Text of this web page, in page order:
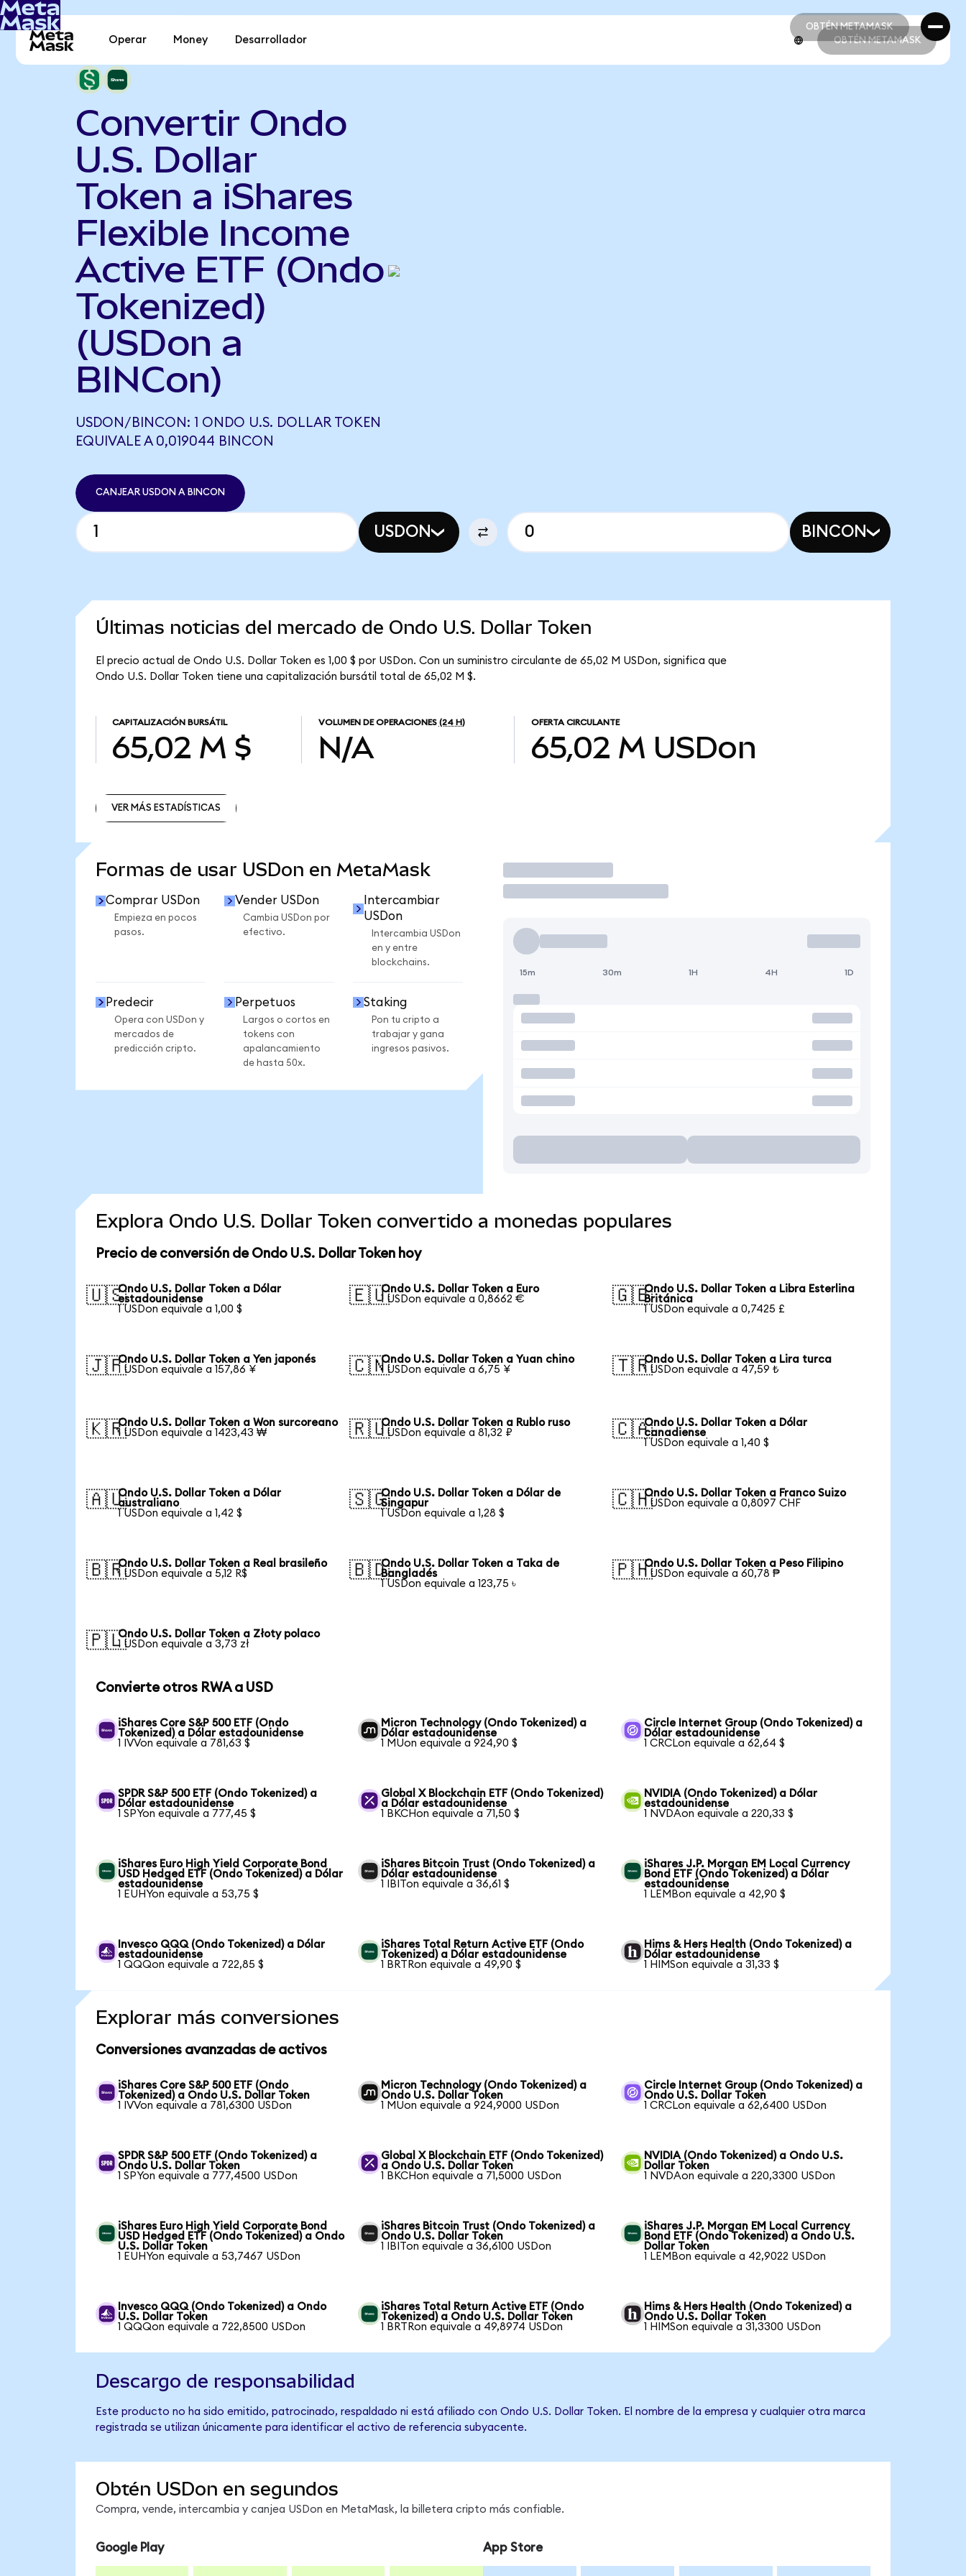
OBTÉN METAMASK
OBTÉN METAMASK
Operar Money Desarrollador OBTÉN METAMASK
Convertir Ondo
U.S. Dollar
Token a iShares
Flexible Income
Active ETF (Ondo
Tokenized)
(USDon a
BINCon)
USDON/BINCON: 1 ONDO U.S. DOLLAR TOKEN
EQUIVALE A 0,019044 BINCON
CANJEAR USDON A BINCON
USDON BINCON
Últimas noticias del mercado de Ondo U.S. Dollar Token
El precio actual de Ondo U.S. Dollar Token es 1,00 $ por USDon. Con un suministro circulante de 65,02 M USDon, significa que
Ondo U.S. Dollar Token tiene una capitalización bursátil total de 65,02 M $.
CAPITALIZACIÓN BURSÁTIL
65,02 M $
VOLUMEN DE OPERACIONES (24 H)
N/A
OFERTA CIRCULANTE
65,02 M USDon
VER MÁS ESTADÍSTICAS
Formas de usar USDon en MetaMask
Comprar USDon
Empieza en pocos
pasos.
Vender USDon
Cambia USDon por
efectivo.
Intercambiar
USDon
Intercambia USDon
en y entre
blockchains.
Predecir
Opera con USDon y
mercados de
predicción cripto.
Perpetuos
Largos o cortos en
tokens con
apalancamiento
de hasta 50x.
Staking
Pon tu cripto a
trabajar y gana
ingresos pasivos.
Operar
15m 30m 1H 4H 1D
Explora Ondo U.S. Dollar Token convertido a monedas populares
Precio de conversión de Ondo U.S. Dollar Token hoy
🇺🇸Ondo U.S. Dollar Token a Dólar
estadounidense
1 USDon equivale a 1,00 $
🇪🇺Ondo U.S. Dollar Token a Euro
1 USDon equivale a 0,8662 €
🇬🇧Ondo U.S. Dollar Token a Libra Esterlina
Británica
1 USDon equivale a 0,7425 £
🇯🇵Ondo U.S. Dollar Token a Yen japonés
1 USDon equivale a 157,86 ¥
🇨🇳Ondo U.S. Dollar Token a Yuan chino
1 USDon equivale a 6,75 ¥
🇹🇷Ondo U.S. Dollar Token a Lira turca
1 USDon equivale a 47,59 ₺
🇰🇷Ondo U.S. Dollar Token a Won surcoreano
1 USDon equivale a 1423,43 ₩
🇷🇺Ondo U.S. Dollar Token a Rublo ruso
1 USDon equivale a 81,32 ₽
🇨🇦Ondo U.S. Dollar Token a Dólar
canadiense
1 USDon equivale a 1,40 $
🇦🇺Ondo U.S. Dollar Token a Dólar
australiano
1 USDon equivale a 1,42 $
🇸🇬Ondo U.S. Dollar Token a Dólar de
Singapur
1 USDon equivale a 1,28 $
🇨🇭Ondo U.S. Dollar Token a Franco Suizo
1 USDon equivale a 0,8097 CHF
🇧🇷Ondo U.S. Dollar Token a Real brasileño
1 USDon equivale a 5,12 R$
🇧🇩Ondo U.S. Dollar Token a Taka de
Bangladés
1 USDon equivale a 123,75 ৳
🇵🇭Ondo U.S. Dollar Token a Peso Filipino
1 USDon equivale a 60,78 ₱
🇵🇱Ondo U.S. Dollar Token a Złoty polaco
1 USDon equivale a 3,73 zł
Convierte otros RWA a USD
iShares Core S&P 500 ETF (Ondo
Tokenized) a Dólar estadounidense
1 IVVon equivale a 781,63 $
Micron Technology (Ondo Tokenized) a
Dólar estadounidense
1 MUon equivale a 924,90 $
Circle Internet Group (Ondo Tokenized) a
Dólar estadounidense
1 CRCLon equivale a 62,64 $
SPDR S&P 500 ETF (Ondo Tokenized) a
Dólar estadounidense
1 SPYon equivale a 777,45 $
Global X Blockchain ETF (Ondo Tokenized)
a Dólar estadounidense
1 BKCHon equivale a 71,50 $
NVIDIA (Ondo Tokenized) a Dólar
estadounidense
1 NVDAon equivale a 220,33 $
iShares Euro High Yield Corporate Bond
USD Hedged ETF (Ondo Tokenized) a Dólar
estadounidense
1 EUHYon equivale a 53,75 $
iShares Bitcoin Trust (Ondo Tokenized) a
Dólar estadounidense
1 IBITon equivale a 36,61 $
iShares J.P. Morgan EM Local Currency
Bond ETF (Ondo Tokenized) a Dólar
estadounidense
1 LEMBon equivale a 42,90 $
Invesco QQQ (Ondo Tokenized) a Dólar
estadounidense
1 QQQon equivale a 722,85 $
iShares Total Return Active ETF (Ondo
Tokenized) a Dólar estadounidense
1 BRTRon equivale a 49,90 $
Hims & Hers Health (Ondo Tokenized) a
Dólar estadounidense
1 HIMSon equivale a 31,33 $
Explorar más conversiones
Conversiones avanzadas de activos
iShares Core S&P 500 ETF (Ondo
Tokenized) a Ondo U.S. Dollar Token
1 IVVon equivale a 781,6300 USDon
Micron Technology (Ondo Tokenized) a
Ondo U.S. Dollar Token
1 MUon equivale a 924,9000 USDon
Circle Internet Group (Ondo Tokenized) a
Ondo U.S. Dollar Token
1 CRCLon equivale a 62,6400 USDon
SPDR S&P 500 ETF (Ondo Tokenized) a
Ondo U.S. Dollar Token
1 SPYon equivale a 777,4500 USDon
Global X Blockchain ETF (Ondo Tokenized)
a Ondo U.S. Dollar Token
1 BKCHon equivale a 71,5000 USDon
NVIDIA (Ondo Tokenized) a Ondo U.S.
Dollar Token
1 NVDAon equivale a 220,3300 USDon
iShares Euro High Yield Corporate Bond
USD Hedged ETF (Ondo Tokenized) a Ondo
U.S. Dollar Token
1 EUHYon equivale a 53,7467 USDon
iShares Bitcoin Trust (Ondo Tokenized) a
Ondo U.S. Dollar Token
1 IBITon equivale a 36,6100 USDon
iShares J.P. Morgan EM Local Currency
Bond ETF (Ondo Tokenized) a Ondo U.S.
Dollar Token
1 LEMBon equivale a 42,9022 USDon
Invesco QQQ (Ondo Tokenized) a Ondo
U.S. Dollar Token
1 QQQon equivale a 722,8500 USDon
iShares Total Return Active ETF (Ondo
Tokenized) a Ondo U.S. Dollar Token
1 BRTRon equivale a 49,8974 USDon
Hims & Hers Health (Ondo Tokenized) a
Ondo U.S. Dollar Token
1 HIMSon equivale a 31,3300 USDon
Descargo de responsabilidad
Este producto no ha sido emitido, patrocinado, respaldado ni está afiliado con Ondo U.S. Dollar Token. El nombre de la empresa y cualquier otra marca
registrada se utilizan únicamente para identificar el activo de referencia subyacente.
Obtén USDon en segundos
Compra, vende, intercambia y canjea USDon en MetaMask, la billetera cripto más confiable.
Google Play App Store